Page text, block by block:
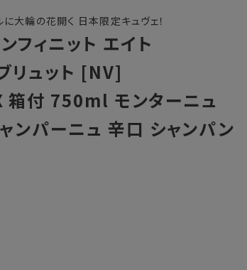
大輪の花開く 日本限定キュヴェ！
フィニット エイト
リュット [NV]
箱付 750ml モンターニュ
ンパーニュ 辛口 シャンパン